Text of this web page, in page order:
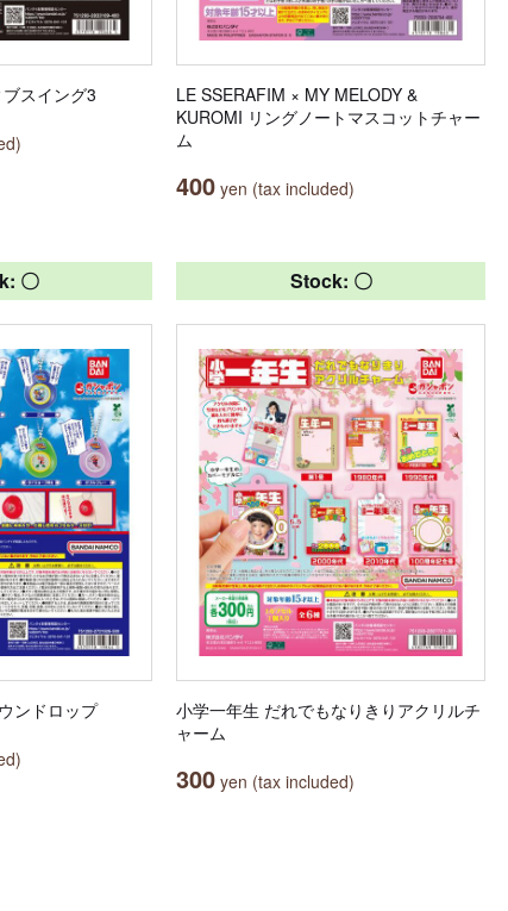
スイング3
LE SSERAFIM × MY MELODY &
KUROMI リングノートマスコットチャー
ム
400 yen (tax included)
〇
ンドロップ
Stock: 〇
小学一年生 だれでもなりきりアクリルチ
ャーム
300 yen (tax included)